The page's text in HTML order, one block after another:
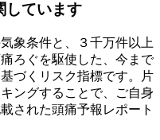
しています
象条件と、３千万件以上
ろぐを駆使した、今まで
づくリスク指標です。片
ングすることで、ご自身
された頭痛予報レポート